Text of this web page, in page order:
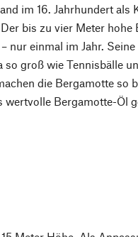
im 16. Jahrhundert als
bis zu vier Meter hohe
nur einmal im Jahr.
groß wie Tennisbälle
die Bergamotte so
Bergamotte-Öl